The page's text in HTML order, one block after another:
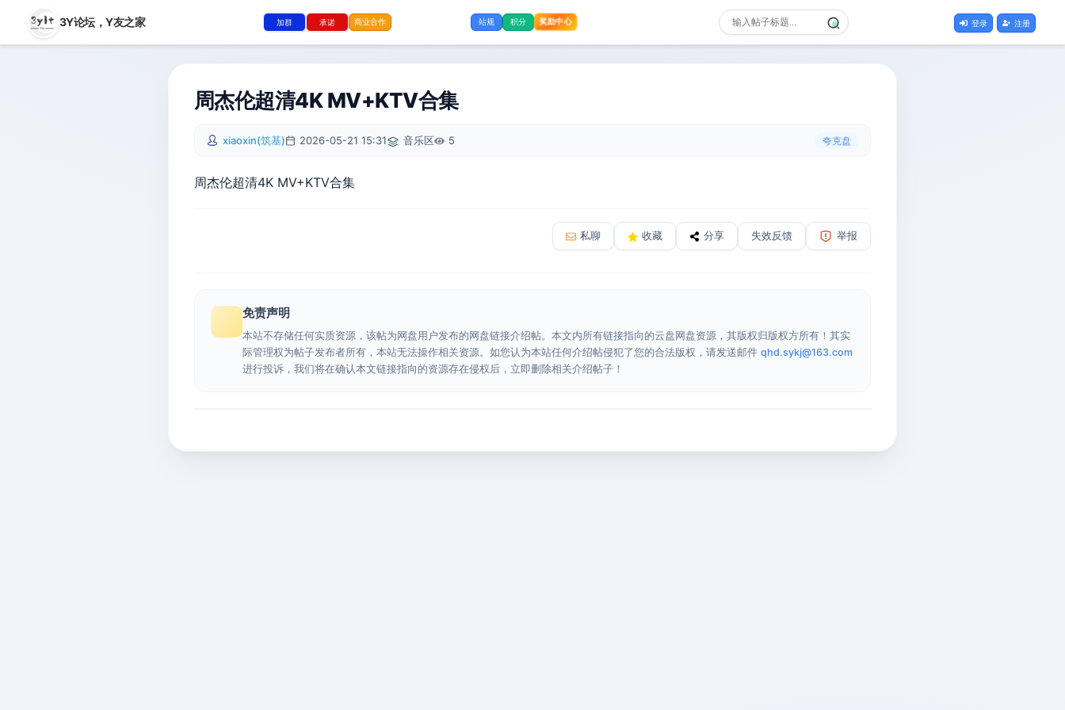
3Y论坛，Y友之家 加群 承诺 商业合作 站规 积分 奖励中心 登录 注册
周杰伦超清4K MV+KTV合集
xiaoxin(筑基) 2026-05-21 15:31 音乐区 5 夸克盘
周杰伦超清4K MV+KTV合集
私聊 收藏 分享 失效反馈 举报
免责声明
本站不存储任何实质资源，该帖为网盘用户发布的网盘链接介绍帖。本文内所有链接指向的云盘网盘资源，其版权归版权方所有！其实
际管理权为帖子发布者所有，本站无法操作相关资源。如您认为本站任何介绍帖侵犯了您的合法版权，请发送邮件 qhd.sykj@163.com
进行投诉，我们将在确认本文链接指向的资源存在侵权后，立即删除相关介绍帖子！